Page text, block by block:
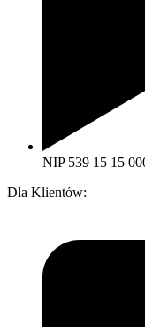
NIP 539 15 15
Dla Klientów: